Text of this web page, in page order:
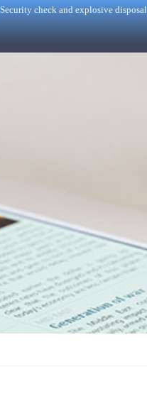
Security check and explosive disposal